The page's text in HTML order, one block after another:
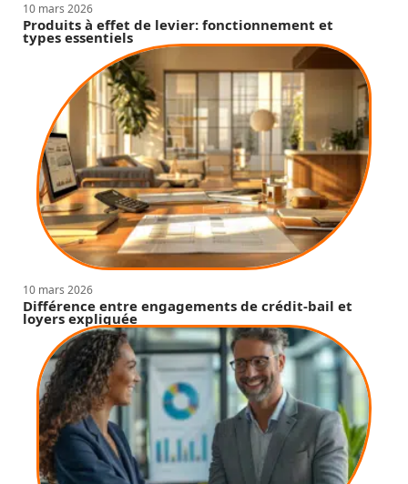
10 mars 2026
Produits à effet de levier: fonctionnement et
types essentiels
10 mars 2026
Différence entre engagements de crédit-bail et
loyers expliquée